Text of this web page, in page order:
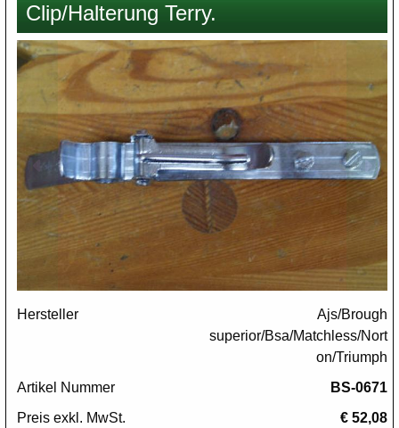
Clip/Halterung Terry.
Images
Hersteller
Ajs/Brough
superior/Bsa/Matchless/Nort
on/Triumph
Artikel Nummer
BS-0671
Preis exkl. MwSt.
€ 52,08